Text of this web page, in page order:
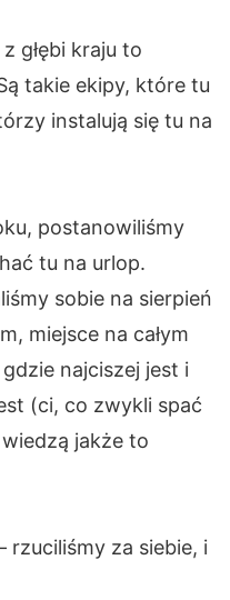
głębi kraju to
takie ekipy, które tu
instalują się tu na
postanowiliśmy
tu na urlop.
sobie na sierpień
miejsce na całym
najciszej jest i
(ci, co zwykli spać
jakże to
rzuciliśmy za siebie, i